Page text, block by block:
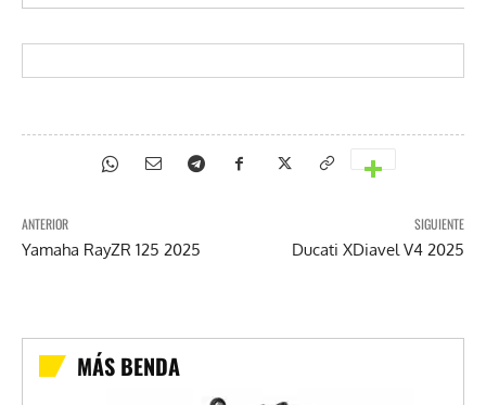
ANTERIOR
Yamaha RayZR 125 2025
SIGUIENTE
Ducati XDiavel V4 2025
MÁS BENDA